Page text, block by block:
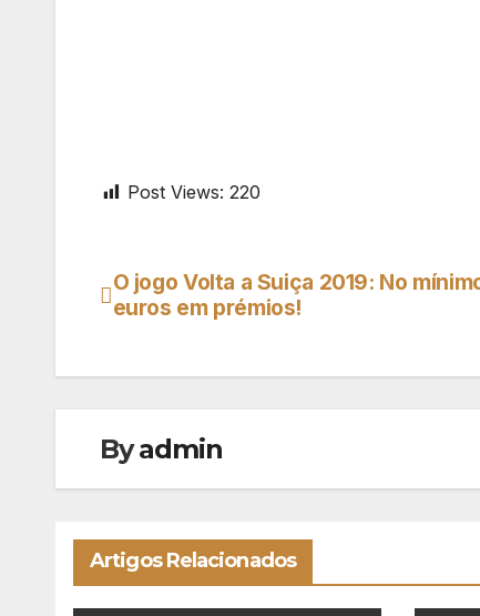
Post Views: 220
Navegação
artigos
O jogo Volta a Suiça 2019: No
euros em prémios!
Byadmin
Artigos Relacionados